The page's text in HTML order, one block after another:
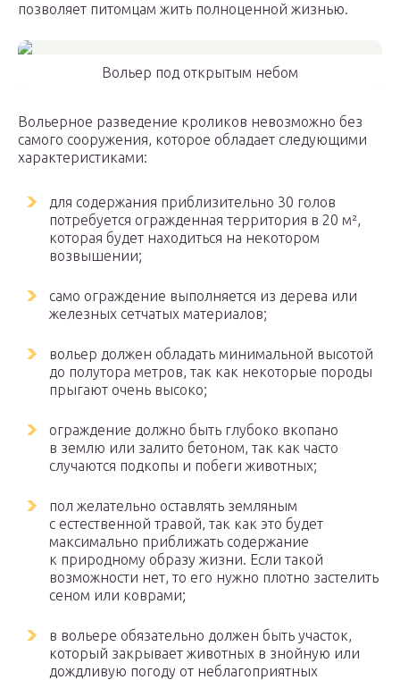
позволяет питомцам жить полноценной жизнью.
Вольер под открытым небом
Вольерное разведение кроликов невозможно без
самого сооружения, которое обладает следующими
характеристиками:
для содержания приблизительно 30 голов
потребуется огражденная территория в 20 м²,
которая будет находиться на некотором
возвышении;
само ограждение выполняется из дерева или
железных сетчатых материалов;
вольер должен обладать минимальной высотой
до полутора метров, так как некоторые породы
прыгают очень высоко;
ограждение должно быть глубоко вкопано
в землю или залито бетоном, так как часто
случаются подкопы и побеги животных;
пол желательно оставлять земляным
с естественной травой, так как это будет
максимально приближать содержание
к природному образу жизни. Если такой
возможности нет, то его нужно плотно застелить
сеном или коврами;
в вольере обязательно должен быть участок,
который закрывает животных в знойную или
дождливую погоду от неблагоприятных